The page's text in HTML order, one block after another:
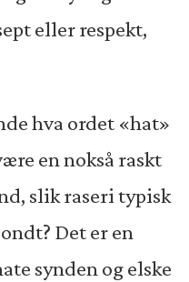
eller respekt,
hva ordet «hat»
en nokså raskt
slik raseri typisk
Det er en
synden og elske